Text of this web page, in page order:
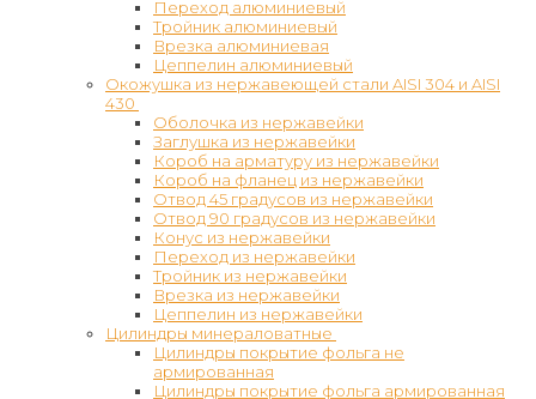
Переход алюминиевый
Тройник алюминиевый
Врезка алюминиевая
Цеппелин алюминиевый
Окожушка из нержавеющей стали AISI 304 и AISI
430
Оболочка из нержавейки
Заглушка из нержавейки
Короб на арматуру из нержавейки
Короб на фланец из нержавейки
Отвод 45 градусов из нержавейки
Отвод 90 градусов из нержавейки
Конус из нержавейки
Переход из нержавейки
Тройник из нержавейки
Врезка из нержавейки
Цеппелин из нержавейки
Цилиндры минераловатные
Цилиндры покрытие фольга не
армированная
Цилиндры покрытие фольга армированная